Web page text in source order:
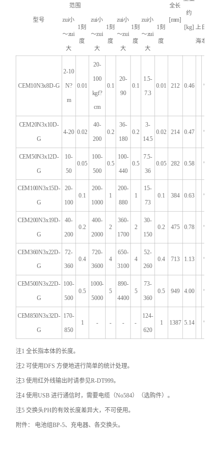
型号
范围 全长
[mm]
约
[kg]
zui小
～zui
大
1刻
度
zui小
～zui
大
1刻
度
zui小
～zui
大
1刻
度
zui小
～zui
大
1刻
度
上
海
日
本
CEM10N3x8D-G
2-10
N?
m
0.01
20-
100
kgf?
cm
0.1
20-
90
0.1
1.5-
7.3
0.01 212 0.46 *
CEM20N3x10D-
G
4-20 0.02
40-
200
0.2
36-
180
0.2
3-
14.5
0.02 214 0.47 *
CEM50N3x12D-
G
10-
50
0.05
100-
500
0.5
100-
440
0.5
7.5-
36
0.05 282 0.58 *
CEM100N3x15D-
G
20-
100
0.1
200-
1000
1
200-
880
1
15-
73
0.1 384 0.63 *
CEM200N3x19D-
G
40-
200
0.2
400-
2000
2
360-
1700
2
30-
150
0.2 475 0.78 *
CEM360N3x22D-
G
72-
360
0.4
720-
3600
4
650-
3100
4
52-
260
0.4 713 1.13 *
CEM500N3x22D-
G
100-
500
0.5
1000-
5000
5
890-
4400
5
73-
360
0.5 949 4.00 *
CEM850N3x32D-
G
170-
850
1 - - - -
124-
620
1 1387 5.14 *
注1 全长指本体的长度。
注2 可使用DFS 方便地进行简单的统计处理。
注3 使用红外线输出时请参见R-DT999。
注4 使用USB 进行通信时，需要电缆（No584）（选购件）。
注5 交换头PH的有效长度差异大，不可使用。
附件： 电池组BP-5、充电器、各交换头。